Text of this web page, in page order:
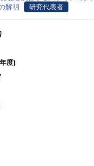
解明
研究代表者
度)